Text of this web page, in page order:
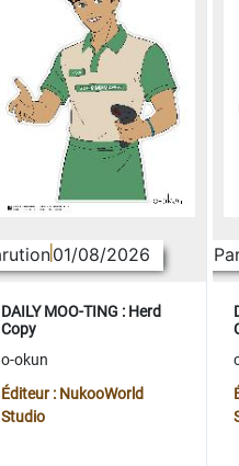
01/08/2026
DAILY MOO-TING : Herd
Copy
o-okun
Éditeur : NukooWorld
Studio